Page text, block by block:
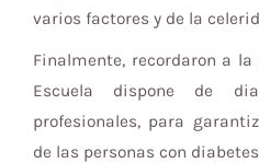
varios factores y de la
Finalmente, recordaron a
Escuela dispone de
profesionales, para
de las personas con